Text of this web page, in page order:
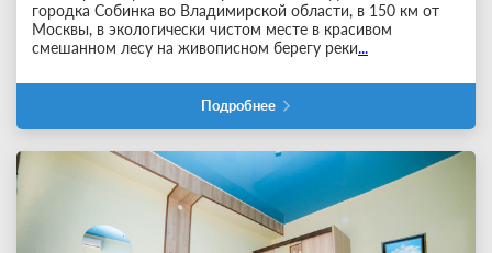
городка Собинка во Владимирской области, в 150 км от
Москвы, в экологически чистом месте в красивом
смешанном лесу на живописном берегу реки...
Подробнее